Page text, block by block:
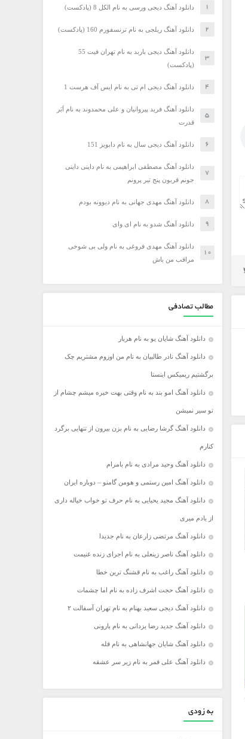
دانلود آهنگ دیجی ورسی به نام الکل 8 (پادکست)
دانلود آهنگ ریلجی به نام ترنسفورم 160 (پادکست)
دانلود آهنگ دیجی باربد به نام تهران فیت 55
(پادکست)
دانلود آهنگ دیجی ام تی به نام ایس آف هرست 1
دانلود آهنگ فرید پیروانیان و علی محمدوند به نام اَبَر
قدرت
دانلود آهنگ دیجی سال به نام دابویز 151
دانلود آهنگ مصطفی ابراهیمی به نام داینی داینی
جونم قربون پنج تیر پرونم
دانلود آهنگ مهدی جهانی به نام دیوونه بودم
دانلود آهنگ شدو به نام ای وای
دانلود آهنگ مهدی فروغی به نام ولی بی شوخی
مراقب من باش
مطالب تصادفی
دانلود آهنگ شایان یو به نام هربار
دانلود آهنگ نادر طالبیان به نام من اوزوم مشتریم چک
برگشتیم ریمیکس اینستا
دانلود آهنگ امو بند به نام وقتی بهت خیره میشم چشام از
تو سیر نمیشن
دانلود آهنگ گرشا رضایی به نام بزن بیرون از تنهایی برگرد
کنارم
دانلود آهنگ وحید مرادی به نام بامرام
دانلود آهنگ امین رستمی و هومن گامنو – دوباره ایران
دانلود آهنگ مجید یحیایی به نام حرف تو خواب خیاله داری
از یادم میری
دانلود آهنگ مرتضی زارعان به نام جدیدا
دانلود آهنگ ناصر زینعلی به نام اجرای زنده غنیمت
دانلود آهنگ راغب به نام قشنگ ترین خطا
دانلود آهنگ حجت اشرف زاده به نام اما چشمات
دانلود آهنگ دیجی سعید بهنام به نام تهران آسفالت ۲
دانلود آهنگ جدید رضا یزدانی به نام بارونی
دانلود آهنگ شایان جهانشاهی به نام قله
دانلود آهنگ علی قمر به نام زیر سر عشقه
به زودی